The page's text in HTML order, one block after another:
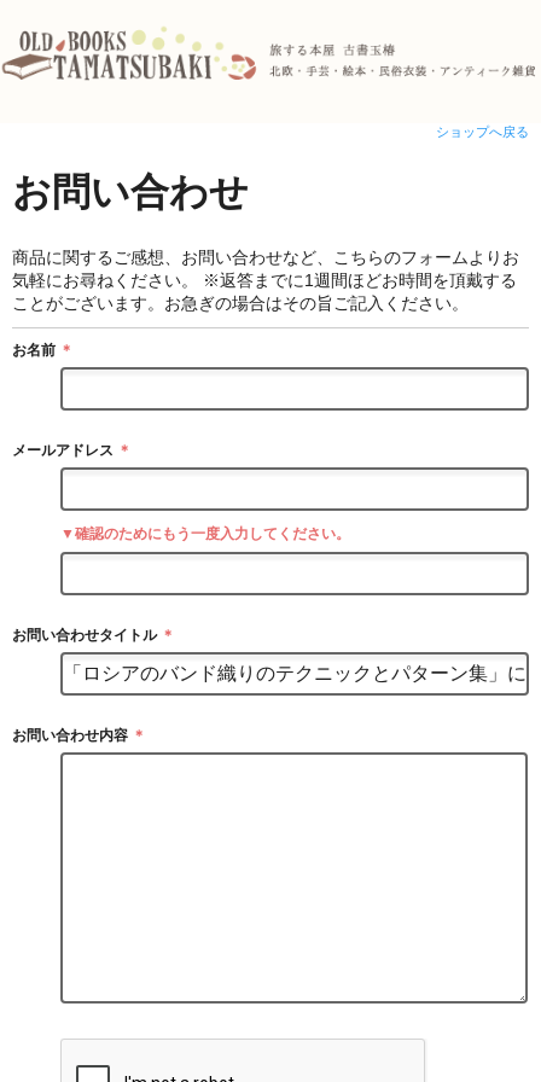
ショップへ戻る
お問い合わせ
商品に関するご感想、お問い合わせなど、こちらのフォームよりお
気軽にお尋ねください。 ※返答までに1週間ほどお時間を頂戴する
ことがございます。お急ぎの場合はその旨ご記入ください。
お名前 ＊
メールアドレス ＊
▼確認のためにもう一度入力してください。
お問い合わせタイトル ＊
お問い合わせ内容 ＊